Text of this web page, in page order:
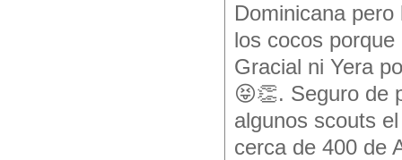
Dominicana
los cocos
Gracial ni Yera
😝👏. Seguro de
algunos scouts
cerca de 400 de